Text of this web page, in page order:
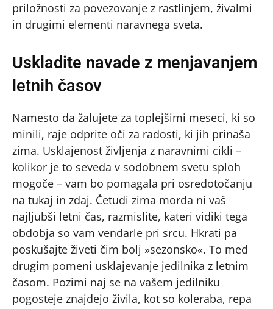
priložnosti za povezovanje z rastlinjem, živalmi
in drugimi elementi naravnega sveta.
Uskladite navade z menjavanjem
letnih časov
Namesto da žalujete za toplejšimi meseci, ki so
minili, raje odprite oči za radosti, ki jih prinaša
zima. Usklajenost življenja z naravnimi cikli –
kolikor je to seveda v sodobnem svetu sploh
mogoče – vam bo pomagala pri osredotočanju
na tukaj in zdaj. Četudi zima morda ni vaš
najljubši letni čas, razmislite, kateri vidiki tega
obdobja so vam vendarle pri srcu. Hkrati pa
poskušajte živeti čim bolj »sezonsko«. To med
drugim pomeni usklajevanje jedilnika z letnim
časom. Pozimi naj se na vašem jedilniku
pogosteje znajdejo živila, kot so koleraba, repa